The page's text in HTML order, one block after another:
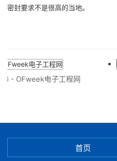
密封要求不是很高的当地。
- OFweek电子工程网
首页